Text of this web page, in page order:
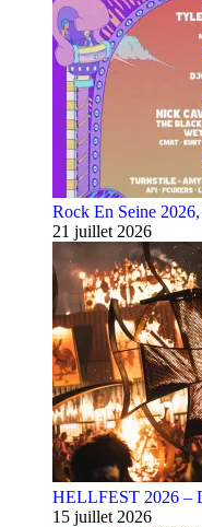
Rock En Seine
21 juillet 2026
HELLFEST 2026
15 juillet 2026